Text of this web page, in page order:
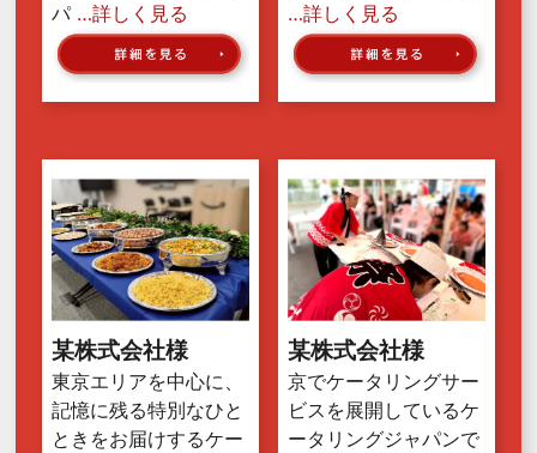
パ …詳しく見る
…詳しく見る
某株式会社様
東京エリアを中心に、
記憶に残る特別なひと
ときをお届けするケー
某株式会社様
京でケータリングサー
ビスを展開しているケ
ータリングジャパンで